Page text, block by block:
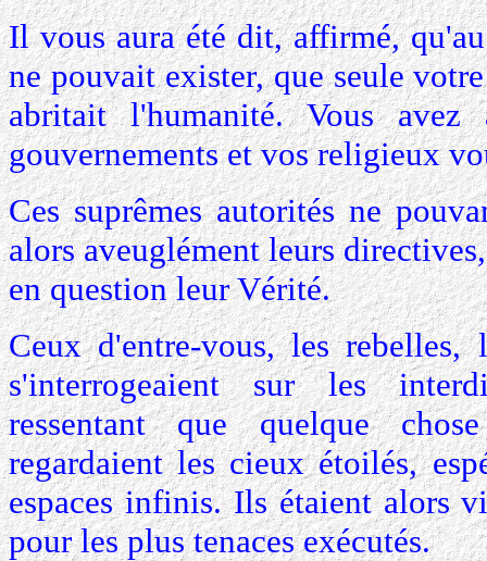
Il vous aura été dit, affirmé,
ne pouvait exister, que seule
abritait l'humanité. Vous avez
gouvernements et vos religieux
Ces suprêmes autorités ne
alors aveuglément leurs
en question leur Vérité.
Ceux d'entre-vous, les rebelles,
s'interrogeaient sur les
ressentant que quelque
regardaient les cieux étoilés,
espaces infinis. Ils étaient alors
pour les plus tenaces exécutés.